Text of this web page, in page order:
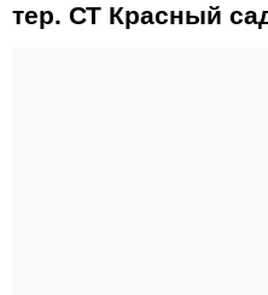
тер. СТ Красный